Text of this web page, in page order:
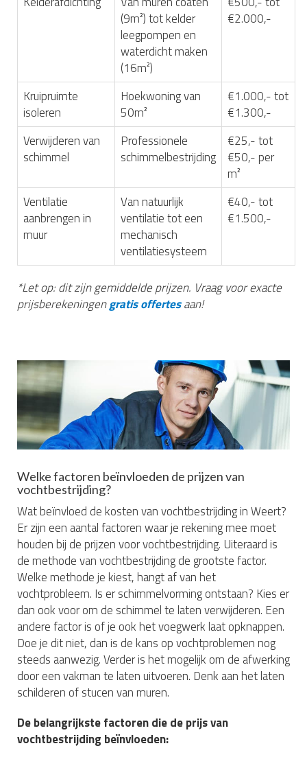
(9m²) tot kelder
leegpompen en
waterdicht maken
(16m²)
€2.000,-
Kruipruimte
isoleren
Hoekwoning van
50m²
€1.000,- tot
€1.300,-
Verwijderen van
schimmel
Professionele
schimmelbestrijding
€25,- tot
€50,- per
m²
Ventilatie
aanbrengen in
muur
Van natuurlijk
ventilatie tot een
mechanisch
ventilatiesysteem
€40,- tot
€1.500,-
*Let op: dit zijn gemiddelde prijzen. Vraag voor exacte
prijsberekeningengratis offertesaan!
Welke factoren beïnvloeden de prijzen van
vochtbestrijding?
Wat beïnvloed de kosten van vochtbestrijding in Weert?
Er zijn een aantal factoren waar je rekening mee moet
houden bij de prijzen voor vochtbestrijding. Uiteraard is
de methode van vochtbestrijding de grootste factor.
Welke methode je kiest, hangt af van het
vochtprobleem. Is er schimmelvorming ontstaan? Kies er
dan ook voor om de schimmel te laten verwijderen. Een
andere factor is of je ook het voegwerk laat opknappen.
Doe je dit niet, dan is de kans op vochtproblemen nog
steeds aanwezig. Verder is het mogelijk om de afwerking
door een vakman te laten uitvoeren. Denk aan het laten
schilderen of stucen van muren.
De belangrijkste factoren die de prijs van
vochtbestrijding beïnvloeden: